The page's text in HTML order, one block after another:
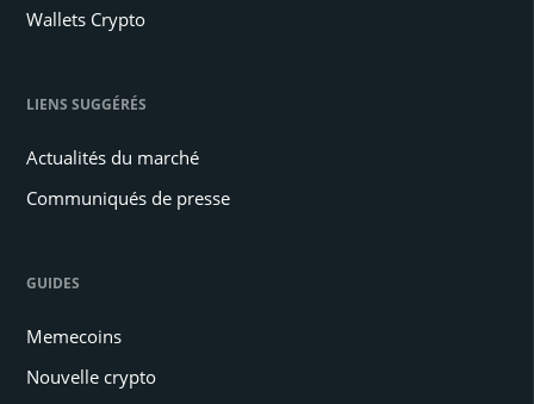
Wallets Crypto
LIENS SUGGÉRÉS
Actualités du marché
Communiqués de presse
GUIDES
Memecoins
Nouvelle crypto